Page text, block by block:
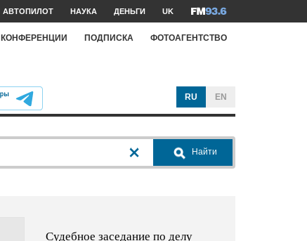
АВТОПИЛОТ НАУКА ДЕНЬГИ UK
КОНФЕРЕНЦИИ ПОДПИСКА ФОТОАГЕНТСТВО
RU EN
Найти
Судебное заседание по делу